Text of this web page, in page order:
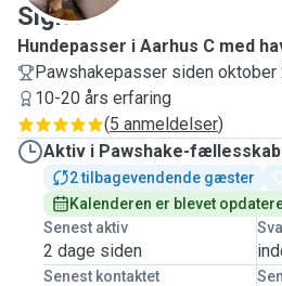
Signe
Hundepasser i Aarhus C med
Pawshakepasser siden oktober
10-20 års erfaring
(5 anmeldelser)
Aktiv i Pawshake-
2 tilbagevendende gæster
Kalenderen er blevet
Senest aktiv
2 dage siden
Senest kontaktet